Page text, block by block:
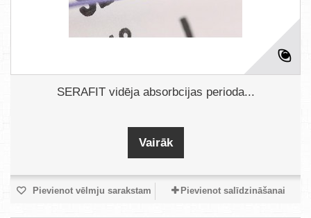
SERAFIT vidēja absorbcijas perioda...
Vairāk
Pievienot vēlmju sarakstam Pievienot salīdzināšanai